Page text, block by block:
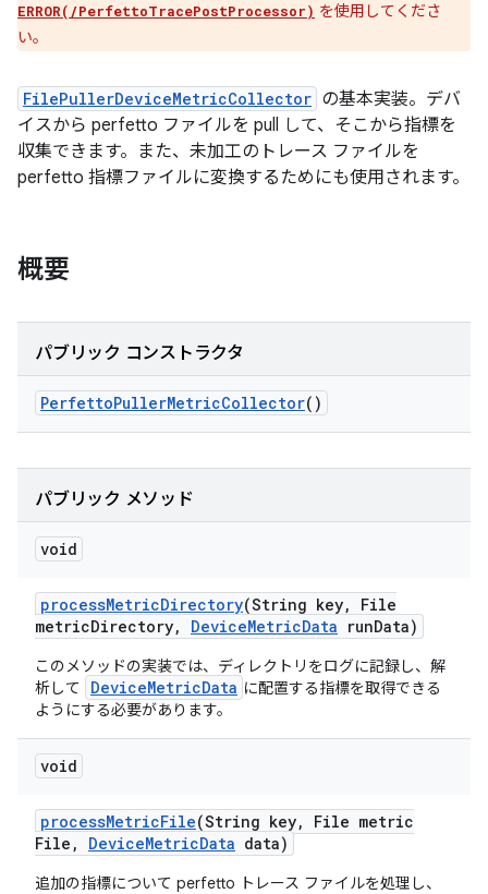
ERROR(/PerfettoTracePostProcessor) を使用してくださ
い。
FilePullerDeviceMetricCollector の基本実装。デバ
イスから perfetto ファイルを pull して、そこから指標を
収集できます。また、未加工のトレース ファイルを
perfetto 指標ファイルに変換するためにも使用されます。
概要
パブリック コンストラクタ
PerfettoPullerMetricCollector()
パブリック メソッド
void
processMetricDirectory(String key,
File
metricDirectory, DeviceMetricData runData)
このメソッドの実装では、ディレクトリをログに記録し、解
析して
DeviceMetricData に配置する指標を取得できる
ようにする必要があります。
void
processMetricFile(String key,
File metric
File , DeviceMetricData data)
追加の指標について perfetto トレース ファイルを処理し、